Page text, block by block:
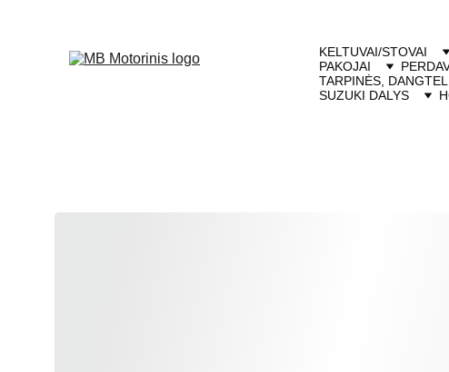
KELTUVAI/STOVAI
PAKOJAI
TARPINĖS,
SUZUKI DALYS